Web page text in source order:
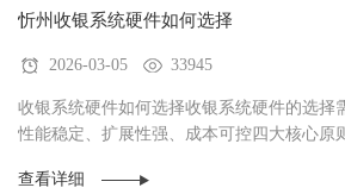
忻州收银系统硬件如何选择
2026-03-05 33945
收银系统硬件如何选择收银系统硬件的选择
性能稳定、扩展性强、成本可控‌四大核心原
查看详细